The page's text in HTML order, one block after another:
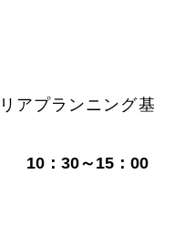
アプランニング基
10：30～15：00